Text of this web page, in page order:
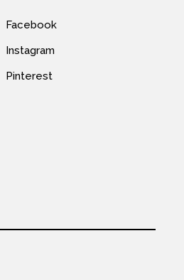
Facebook
Instagram
Pinterest